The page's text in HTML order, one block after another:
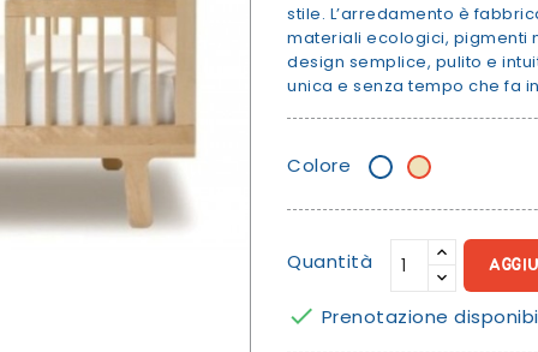
stile. L’arredamento è
materiali ecologici, pigmenti
design semplice, pulito e
unica e senza tempo che fa
Colore BiancoBetulla
Quantità
 Prenotazione